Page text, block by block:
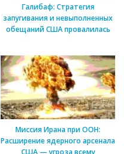
Галибаф: Стратегия
запугивания и невыполненных
обещаний США провалилась
Миссия Ирана при ООН:
Расширение ядерного арсенала
США — угроза всему